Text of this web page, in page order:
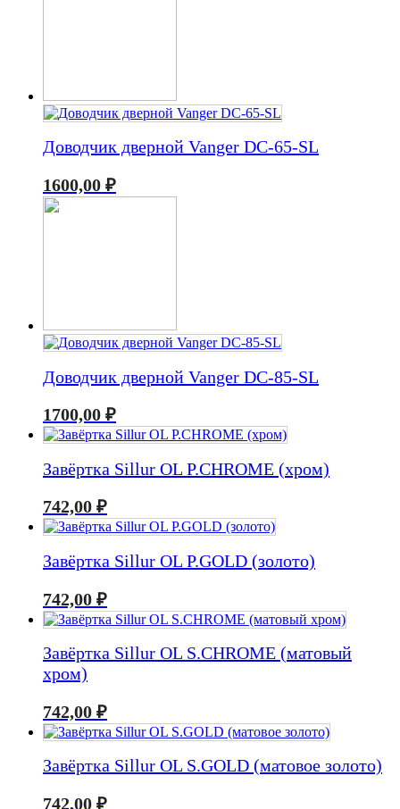
Доводчик дверной Vanger DC-65-SL
1600,00 ₽
Доводчик дверной Vanger DC-85-SL
1700,00 ₽
Завёртка Sillur OL P.CHROME (хром)
742,00 ₽
Завёртка Sillur OL P.GOLD (золото)
742,00 ₽
Завёртка Sillur OL S.CHROME (матовый
хром)
742,00 ₽
Завёртка Sillur OL S.GOLD (матовое золото)
742,00 ₽